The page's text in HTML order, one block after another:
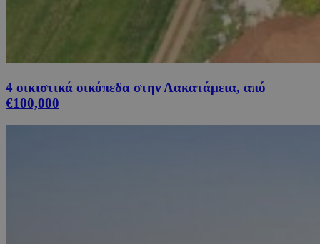
4 οικιστικά οικόπεδα στην Λακατάμεια, από
€100,000